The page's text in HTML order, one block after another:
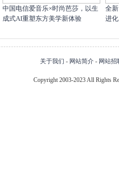
中国电信爱音乐×时尚芭莎，以生
成式AI重塑东方美学新体验
全
进化
关于我们 - 网站简介 - 网站招
Copyright 2003-2023 All Rights